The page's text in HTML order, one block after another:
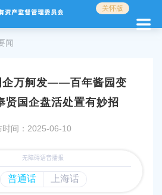
关怀版
闻
企万舸发——百年酱园变
贤国企盘活处置有妙招
时间：2025-06-10